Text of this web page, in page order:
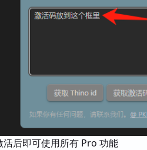
活后即可使用所有 Pro 功能